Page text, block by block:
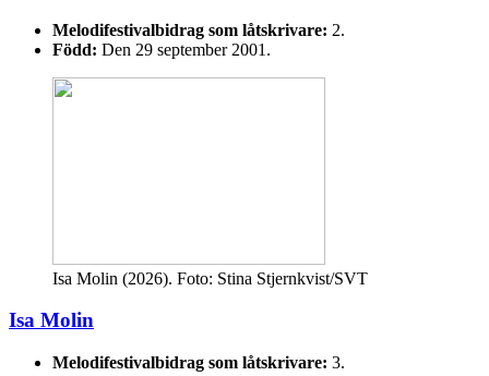
Melodifestivalbidrag som låtskrivare: 2.
Född: Den 29 september 2001.
Isa Molin (2026). Foto: Stina Stjernkvist/SVT
Isa Molin
Melodifestivalbidrag som låtskrivare: 3.